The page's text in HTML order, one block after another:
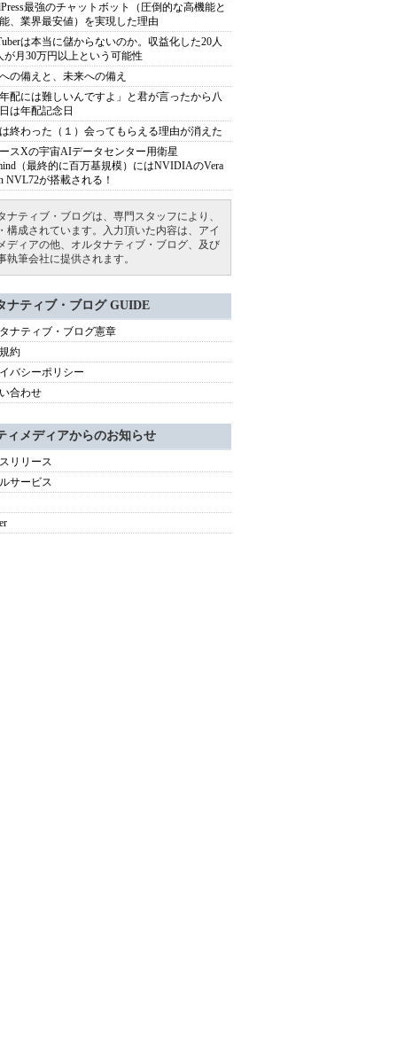
最強のチャットボット（圧倒的な高機能と
、業界最安値）を実現した理由
は本当に儲からないのか。収益化した20人
が月30万円以上という可能性
の備えと、未来への備え
年配には難しいんですよ」と君が言ったから八
は年配記念日
終わった（１）会ってもらえる理由が消えた
スXの宇宙AIデータセンター用衛星
（最終的に百万基規模）にはNVIDIAのVera
NVL72が搭載される！
ナティブ・ブログは、専門スタッフにより、
構成されています。入力頂いた内容は、アイ
ディアの他、オルタナティブ・ブログ、及び
執筆会社に提供されます。
ナティブ・ブログ GUIDE
ナティブ・ブログ憲章
約
バシーポリシー
合わせ
ィメディアからのお知らせ
リリース
サービス